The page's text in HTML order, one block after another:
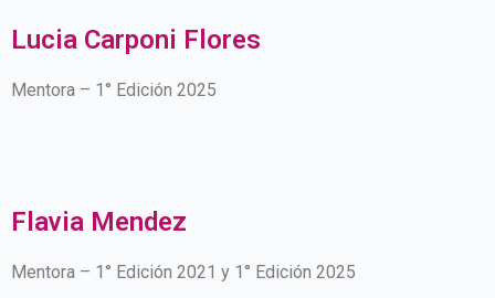
Lucia Carponi Flores
Mentora – 1° Edición 2025
Flavia Mendez
Mentora – 1° Edición 2021 y 1° Edición 2025